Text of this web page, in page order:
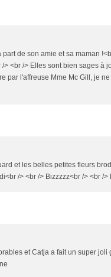
de son amie et sa maman
> <br /> Elles sont bien sages à
par l'affreuse Mme Mc Gill, je
et les belles petites fleurs
/> <br /> Bizzzzz<br /> <br />
et Catja a fait un super